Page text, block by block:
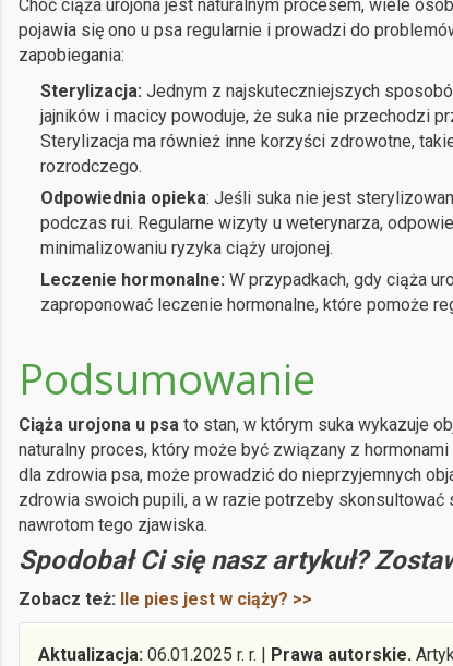
Choć ciąża urojona jest naturalnym procesem, wiele
pojawia się ono u psa regularnie i prowadzi do
zapobiegania:
Sterylizacja: Jednym z najskuteczniejszych
jajników i macicy powoduje, że suka nie przechodzi
Sterylizacja ma również inne korzyści zdrowotne,
rozrodczego.
Odpowiednia opieka: Jeśli suka nie jest
podczas rui. Regularne wizyty u weterynarza,
minimalizowaniu ryzyka ciąży urojonej.
Leczenie hormonalne: W przypadkach, gdy ciąża
zaproponować leczenie hormonalne, które pomoże
Podsumowanie
Ciąża urojona u psa to stan, w którym suka wykazuje
naturalny proces, który może być związany z
dla zdrowia psa, może prowadzić do nieprzyjemnych
zdrowia swoich pupili, a w razie potrzeby
nawrotom tego zjawiska.
Spodobał Ci się nasz artykuł?
Zobacz też: Ile pies jest w ciąży? >>
Aktualizacja: 06.01.2025 r. r. | Prawa autorskie.